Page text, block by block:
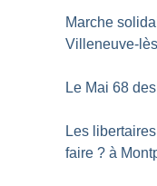
Marche
Villeneuve-
Le Mai 68
Les
faire ? à